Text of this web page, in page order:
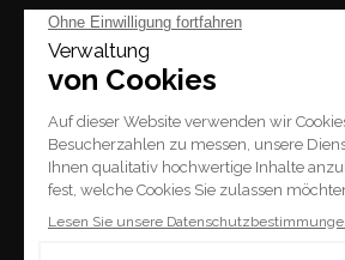
Place du Tempel 2.
1227 Carouge